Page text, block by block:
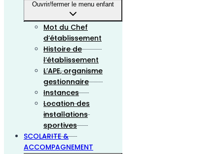
Ouvrir/fermer le menu enfant
Mot du Chef
d’établissement
Histoire de
l’établissement
L’APE, organisme
gestionnaire
Instances
Location des
installations
sportives
SCOLARITE &
ACCOMPAGNEMENT